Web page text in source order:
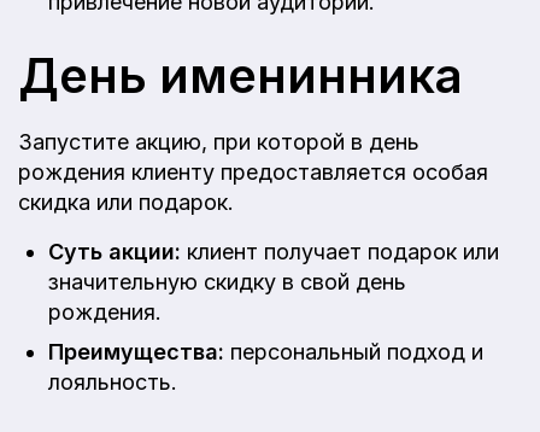
День именинника
Запустите акцию, при которой в день
рождения клиенту предоставляется особая
скидка или подарок.
Суть акции: клиент получает подарок или
значительную скидку в свой день
рождения.
Преимущества: персональный подход и
лояльность.